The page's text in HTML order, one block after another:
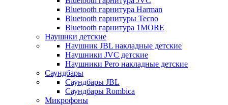
Bluetooth гарнитура Harman
Bluetooth гарнитуры Tecno
Bluetooth гарнитура 1MORE
Наушнки детские
Наушник JBL накладные детские
Наушники JVC детские
Наушники Pero накладные детские
Саундбары
Саундбары JBL
Саундбары Rombica
Микрофоны